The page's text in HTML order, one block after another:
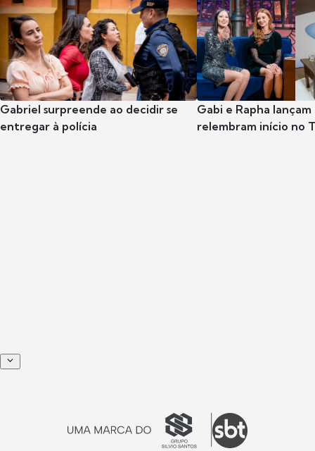
Gabriel surpreende ao decidir se
entregar à polícia
Gabi e Rapha
relembram início no